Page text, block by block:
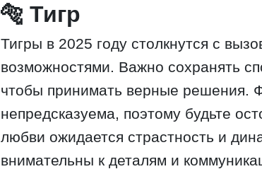
🐅 Тигр
Тигры в 2025 году столкнутся с
возможностями. Важно сохранять
чтобы принимать верные решения.
непредсказуема, поэтому будьте
любви ожидается страстность и
внимательны к деталям и